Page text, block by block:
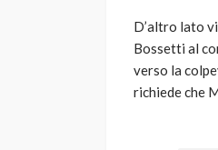
D’altro lato
Bossetti al
verso la
richiede che